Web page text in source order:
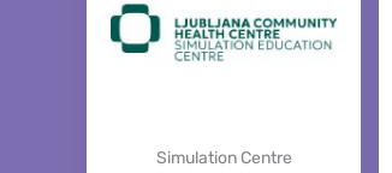
Simulation Centre